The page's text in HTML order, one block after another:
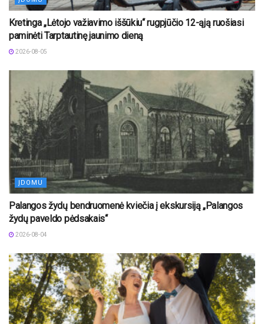
Kretinga „Lėtojo važiavimo iššūkiu“ rugpjūčio 12-ąją ruošiasi
paminėti Tarptautinę jaunimo dieną
2026-08-05
ĮDOMU
Palangos žydų bendruomenė kviečia į ekskursiją „Palangos
žydų paveldo pėdsakais“
2026-08-04